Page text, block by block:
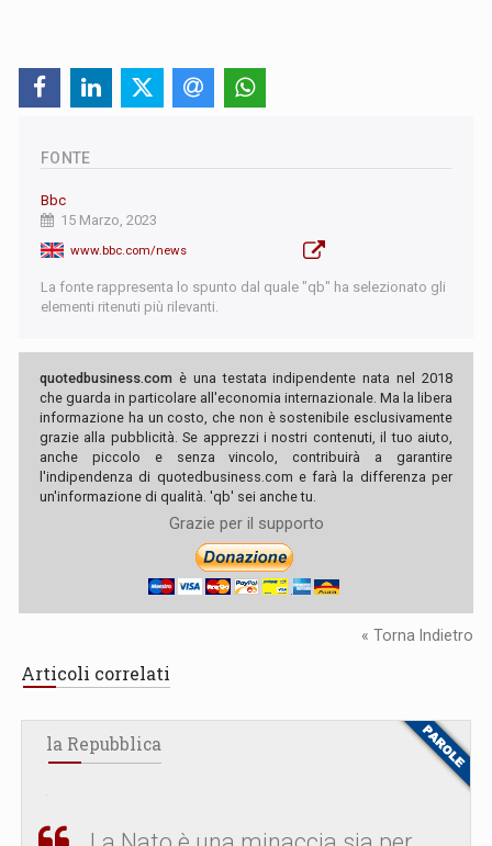
FONTE
Bbc
15 Marzo, 2023
www.bbc.com/news
La fonte rappresenta lo spunto dal quale "qb" ha selezionato gli
elementi ritenuti più rilevanti.
quotedbusiness.com è una testata indipendente nata nel 2018
che guarda in particolare all'economia internazionale. Ma la libera
informazione ha un costo, che non è sostenibile esclusivamente
grazie alla pubblicità. Se apprezzi i nostri contenuti, il tuo aiuto,
anche piccolo e senza vincolo, contribuirà a garantire
l'indipendenza di quotedbusiness.com e farà la differenza per
un'informazione di qualità. 'qb' sei anche tu.
Grazie per il supporto
« Torna Indietro
Articoli correlati
la Repubblica